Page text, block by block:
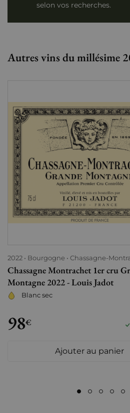
selon vos recherches.
Autres vins du millésime
2022 Bourgogne Chassagne-
Chassagne Montrachet 1er cru
Montagne 2022 - Louis Jadot
Blanc sec
98€
Ajouter au panier